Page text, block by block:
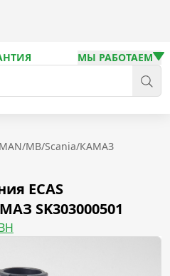
МЫ РАБОТАЕМ
MB/Scania/КАМАЗ
ECAS
SK303000501